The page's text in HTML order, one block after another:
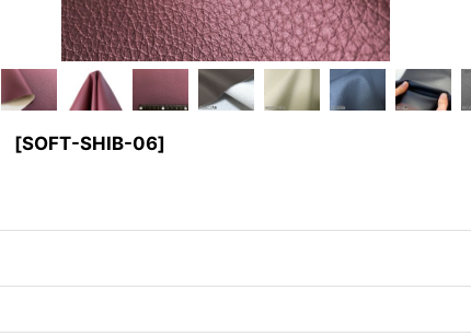
[SOFT-SHIB-06]